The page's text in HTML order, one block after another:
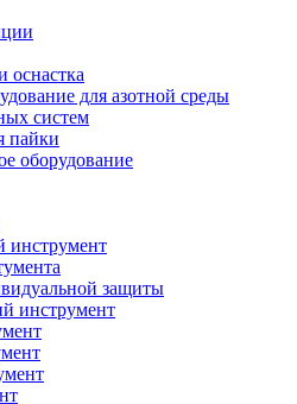
оснастка
для азотной среды
систем
пайки
оборудование
инструмент
защиты
инструмент